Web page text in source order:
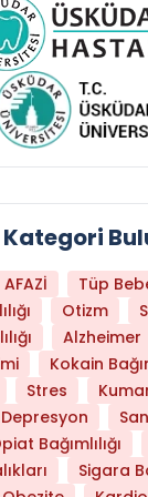
Kategori
AFAZİ
Tüp
Otizm
Alzheimer
Kokain
Stres
Depresyon
Bağımlılığı
Sigara